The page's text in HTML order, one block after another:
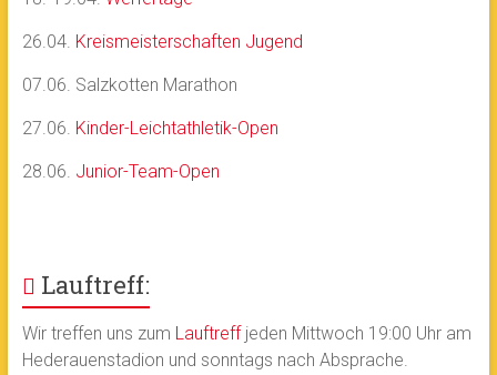
26.04. Kreismeisterschaften Jugend
07.06. Salzkotten Marathon
27.06. Kinder-Leichtathletik-Open
28.06. Junior-Team-Open
Lauftreff:
Wir treffen uns zum Lauftreffjeden Mittwoch 19:00 Uhr am
Hederauenstadion und sonntags nach Absprache.